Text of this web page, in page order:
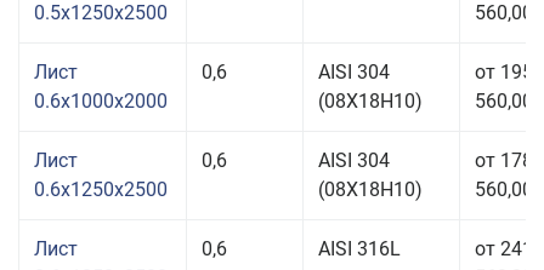
0.5x1250x2500
560,00
Лист
0.6x1000x2000
0,6
AISI 304
(08Х18Н10)
от 195
560,00
Лист
0.6x1250x2500
0,6
AISI 304
(08Х18Н10)
от 178
560,00
Лист
0,6 AISI 316L
от 241